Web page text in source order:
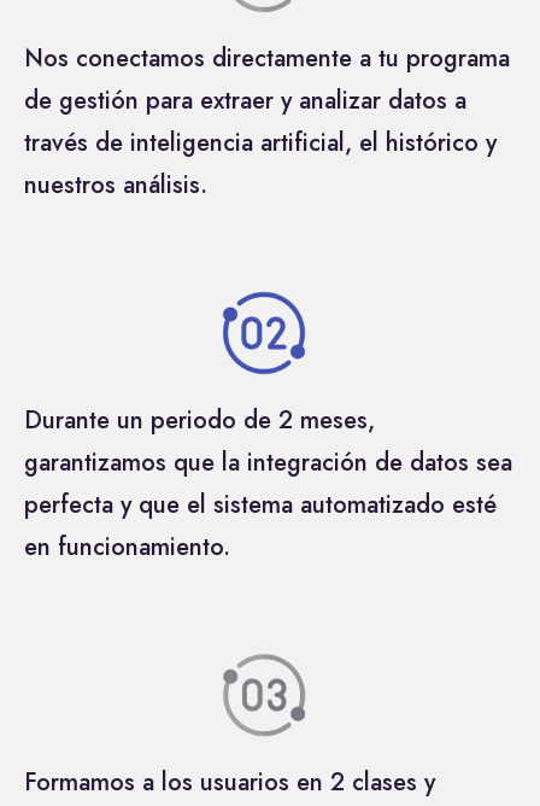
Nos conectamos directamente a tu programa
de gestión para extraer y analizar datos a
través de inteligencia artificial, el histórico y
nuestros análisis.
Durante un periodo de 2 meses,
garantizamos que la integración de datos sea
perfecta y que el sistema automatizado esté
en funcionamiento.
Formamos a los usuarios en 2 clases y